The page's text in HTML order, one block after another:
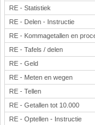
RE - Statistiek
RE - Delen - Instructie
RE - Kommagetallen en
RE - Tafels / delen
RE - Geld
RE - Meten en wegen
RE - Tellen
RE - Getallen tot 10.000
RE - Optellen - Instructie